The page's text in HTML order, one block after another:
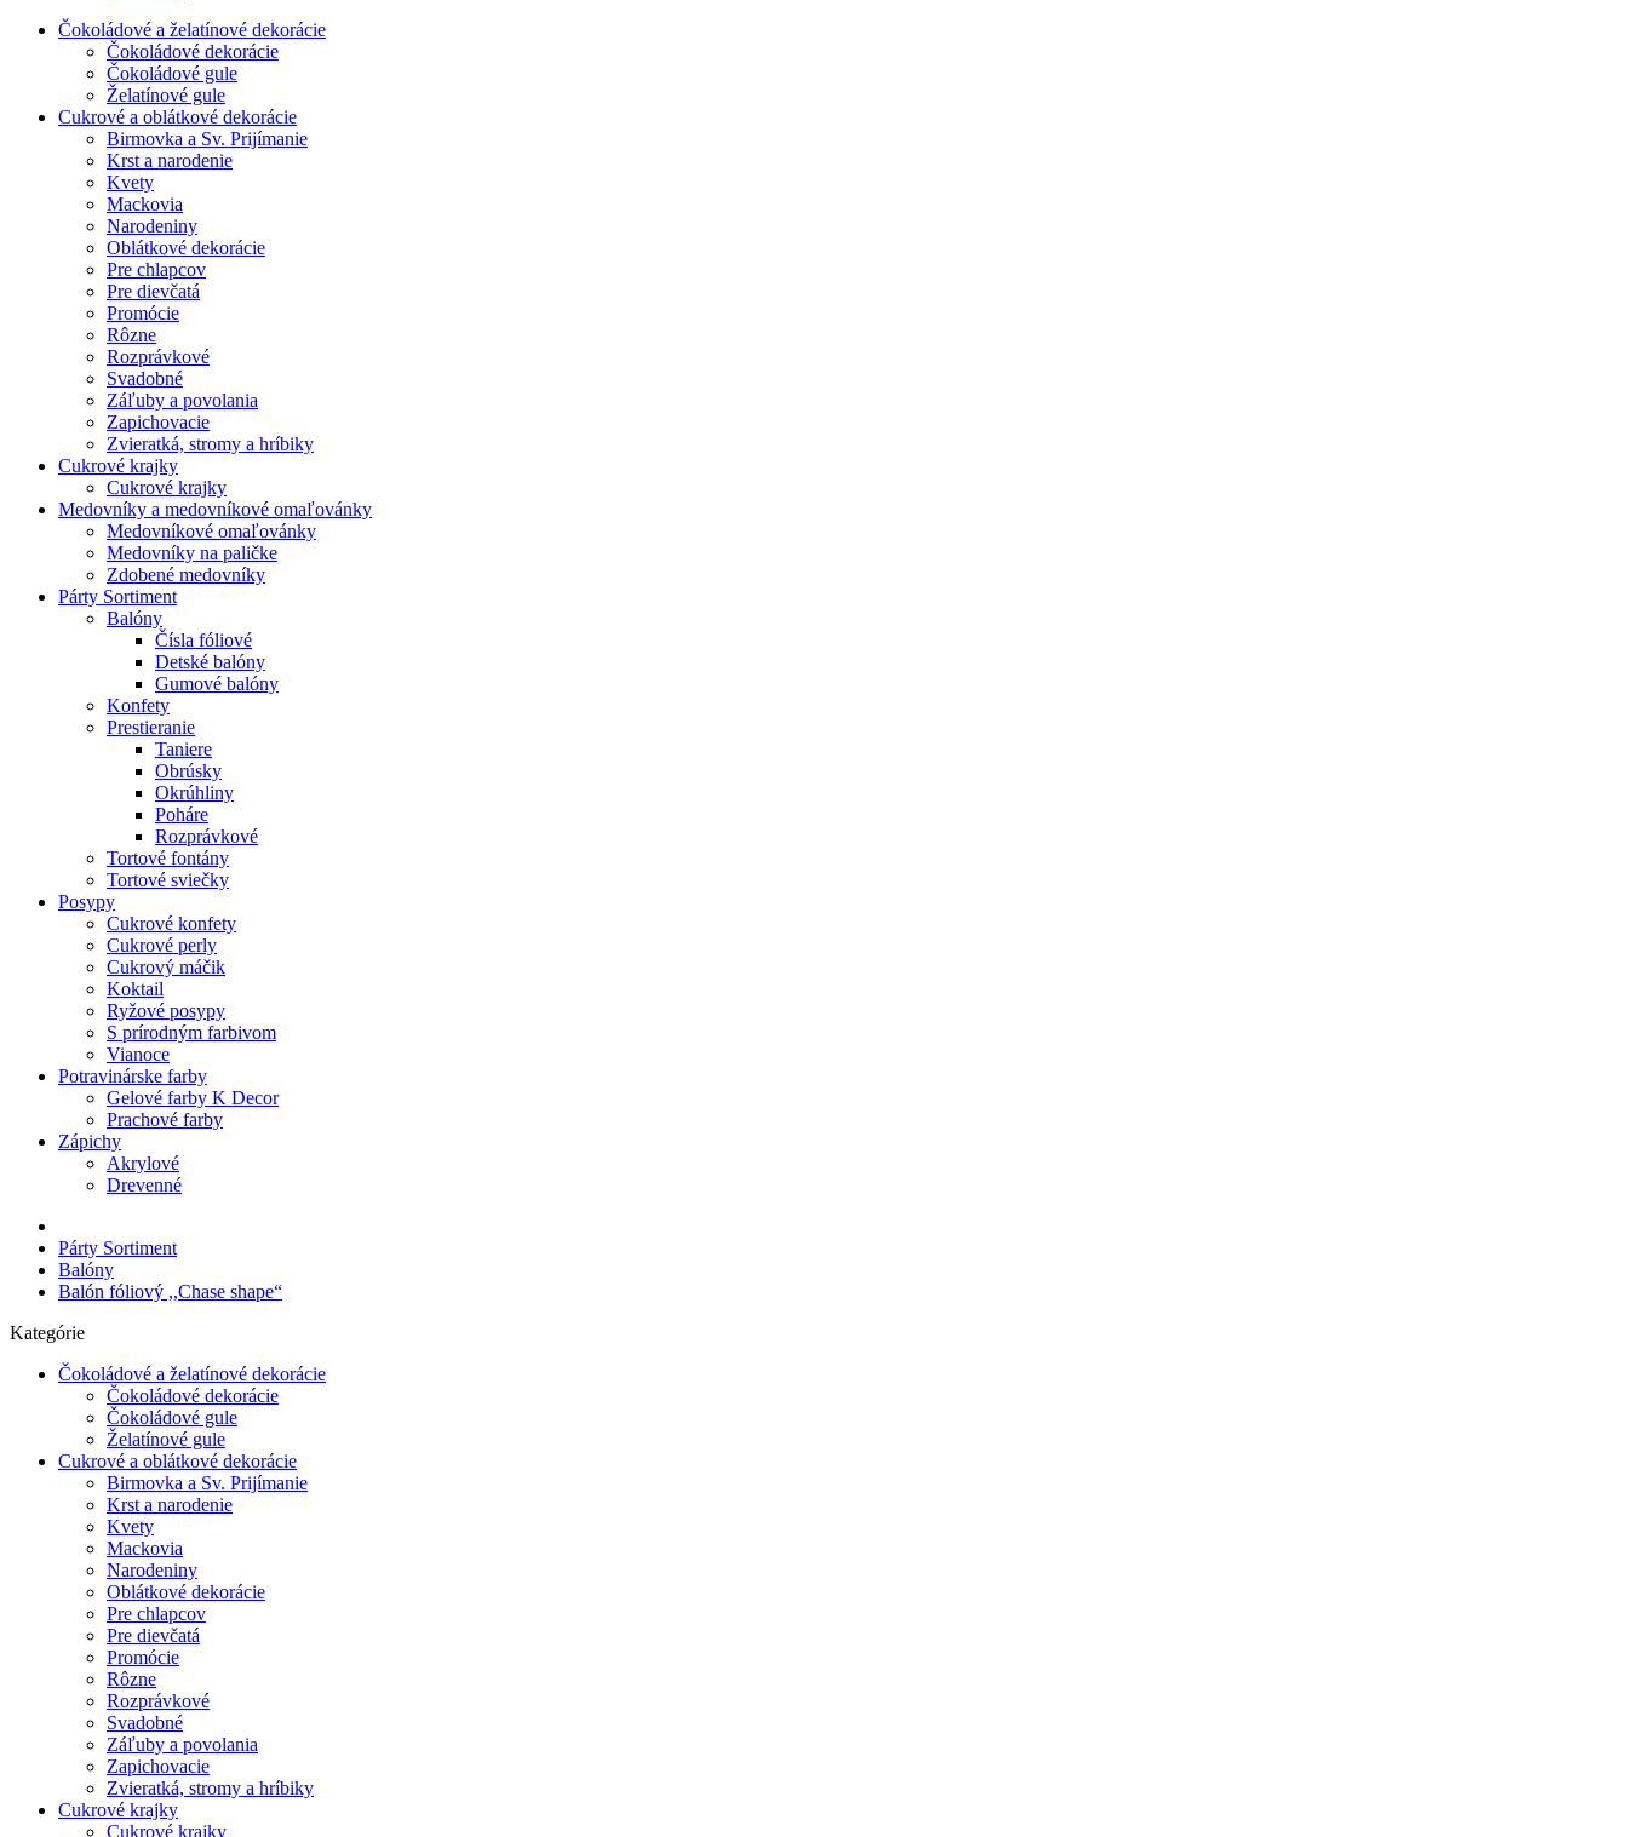
Čokoládové a želatínové dekorácie
Čokoládové dekorácie
Čokoládové gule
Želatínové gule
Cukrové a oblátkové dekorácie
Birmovka a Sv. Prijímanie
Krst a narodenie
Kvety
Mackovia
Narodeniny
Oblátkové dekorácie
Pre chlapcov
Pre dievčatá
Promócie
Rôzne
Rozprávkové
Svadobné
Záľuby a povolania
Zapichovacie
Zvieratká, stromy a hríbiky
Cukrové krajky
Cukrové krajky
Medovníky a medovníkové omaľovánky
Medovníkové omaľovánky
Medovníky na paličke
Zdobené medovníky
Párty Sortiment
Balóny
Čísla fóliové
Detské balóny
Gumové balóny
Konfety
Prestieranie
Taniere
Obrúsky
Okrúhliny
Poháre
Rozprávkové
Tortové fontány
Tortové sviečky
Posypy
Cukrové konfety
Cukrové perly
Cukrový máčik
Koktail
Ryžové posypy
S prírodným farbivom
Vianoce
Potravinárske farby
Gelové farby K Decor
Prachové farby
Zápichy
Akrylové
Drevenné
Párty Sortiment
Balóny
Balón fóliový ,,Chase shape“
Kategórie
Čokoládové a želatínové dekorácie
Čokoládové dekorácie
Čokoládové gule
Želatínové gule
Cukrové a oblátkové dekorácie
Birmovka a Sv. Prijímanie
Krst a narodenie
Kvety
Mackovia
Narodeniny
Oblátkové dekorácie
Pre chlapcov
Pre dievčatá
Promócie
Rôzne
Rozprávkové
Svadobné
Záľuby a povolania
Zapichovacie
Zvieratká, stromy a hríbiky
Cukrové krajky
Cukrové krajky